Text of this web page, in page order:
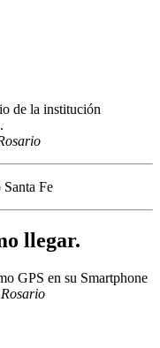
de la institución
llegar.
GPS en su Smartphone